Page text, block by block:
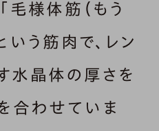
毛様体筋（もう
いう筋肉で、レン
水晶体の厚さを
合わせていま